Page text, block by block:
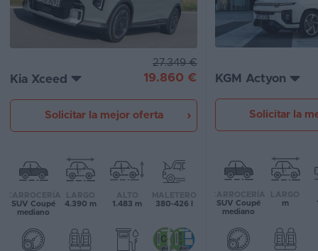
Híbridos
Foro
opiniones
Guías
de
compra
Comparador
Kia Xceed
27.349 €
19.860 €
Solicitar la mejor oferta
CARROCERÍA
SUV Coupé
mediano
LARGO
4.390 m
ALTO
1.483 m
MALETERO
380-426 l
KGM Actyon
Solicitar la
CARROCERÍA
SUV Coupé
mediano
LARGO
m